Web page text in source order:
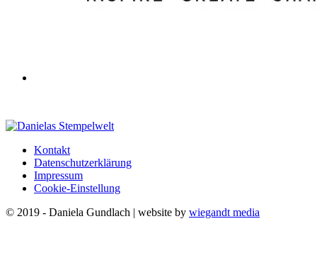
Kontakt
Datenschutzerklärung
Impressum
Cookie-Einstellung
© 2019 - Daniela Gundlach | website by wiegandt media